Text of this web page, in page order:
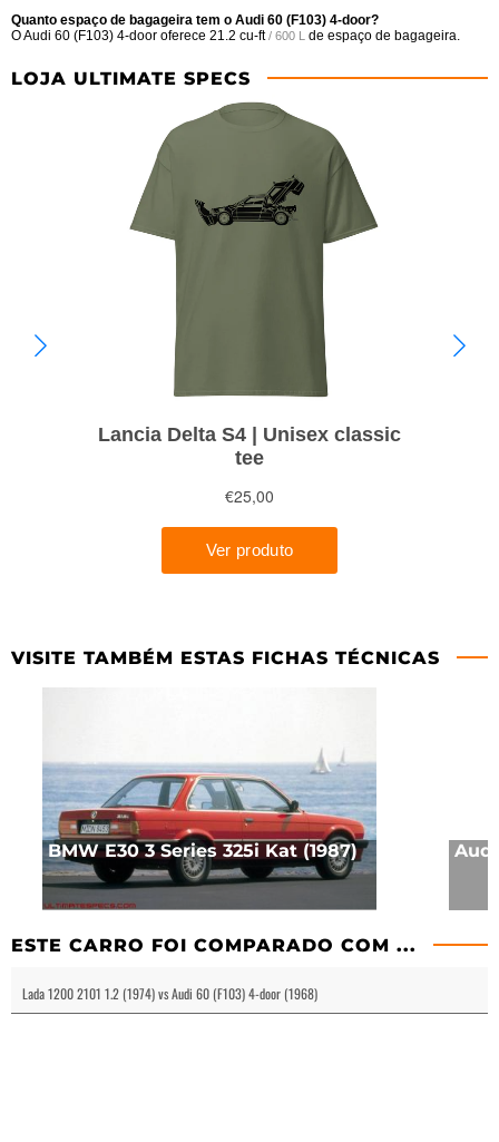
Quanto espaço de bagageira tem o Audi 60 (F103) 4-door?
O Audi 60 (F103) 4-door oferece 21.2 cu-ft / 600 L de espaço de bagageira.
LOJA ULTIMATE SPECS
VISITE TAMBÉM ESTAS FICHAS TÉCNICAS
BMW E30 3 Series 325i Kat (1987) Audi
ESTE CARRO FOI COMPARADO COM ...
Lada 1200 2101 1.2 (1974) vs Audi 60 (F103) 4-door (1968)